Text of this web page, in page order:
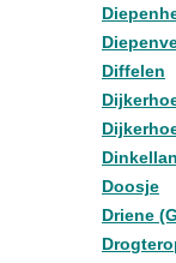
Diffelen
Doosje
Driene